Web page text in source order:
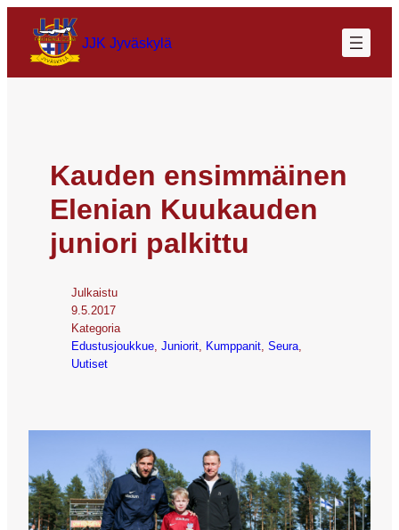
JJK Jyväskylä
Kauden ensimmäinen
Elenian Kuukauden
juniori palkittu
Julkaistu
9.5.2017
Kategoria
Edustusjoukkue Juniorit Kumppanit Seura
Uutiset